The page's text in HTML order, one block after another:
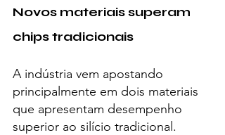
Novos materiais superam
chips tradicionais
A indústria vem apostando
principalmente em dois materiais
que apresentam desempenho
superior ao silício tradicional.